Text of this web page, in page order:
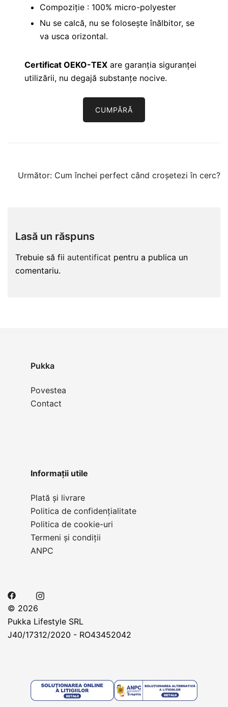
Compoziție : 100% micro-polyester
Nu se calcă, nu se folosește înălbitor, se
va usca orizontal.
Certificat OEKO-TEX are garanția siguranței
utilizării, nu degajă substanțe nocive.
CUMPĂRĂ
Navigare
Următor: Cum închei perfect când croșetezi în cerc?
Lasă un răspuns
Trebuie să fii autentificat pentru a publica un
comentariu.
Pukka
Povestea
Contact
Informații utile
Plată și livrare
Politica de confidențialitate
Politica de cookie-uri
Termeni și condiții
ANPC
© 2026
Pukka Lifestyle SRL
J40/17312/2020 - RO43452042